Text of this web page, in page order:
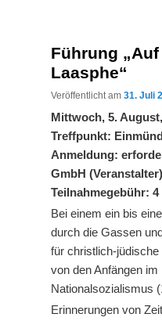
Führung
Laasphe“
Veröffentlicht am31. Juli
Mittwoch, 5.
Treffpunkt:
Anmeldung:
GmbH
Teilnahmegebühr: 4
Bei einem ein bis
durch die Gassen
für christlich-
von den Anfängen
Nationalsozialismus
Erinnerungen von